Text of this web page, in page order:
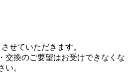
せていただきます。
交換のご要望はお受けできなくな
い。